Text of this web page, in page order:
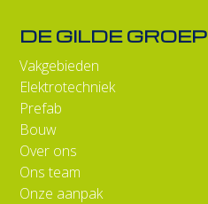
DE GILDE GROEP
Vakgebieden
Elektrotechniek
Prefab
Bouw
Over ons
Ons team
Onze aanpak